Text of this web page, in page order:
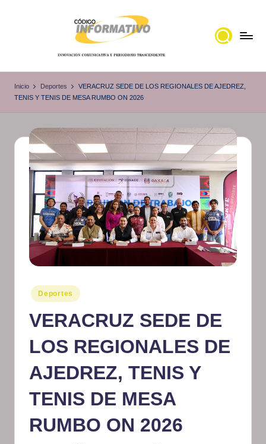
ó
i
g
o
I
n
f
o
r
m
at
iv
o
noticias
Inicio Deportes
VERACRUZ SEDE DE LOS REGIONALES DE AJEDREZ,
TENIS Y TENIS DE MESA RUMBO ON 2026
Publicado
en
Deportes
VERACRUZ SEDE DE
LOS REGIONALES DE
AJEDREZ, TENIS Y
TENIS DE MESA
RUMBO ON 2026